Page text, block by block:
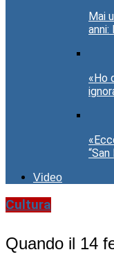
Mai
anni:
«Ho
Video
Cultura
Quando il 14